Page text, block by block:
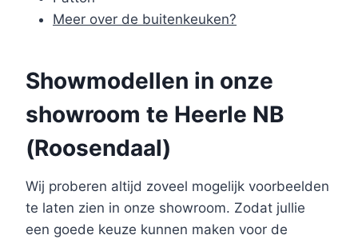
Meer over de buitenkeuken?
Showmodellen in onze
showroom te Heerle NB
(Roosendaal)
Wij proberen altijd zoveel mogelijk voorbeelden
te laten zien in onze showroom. Zodat jullie
een goede keuze kunnen maken voor de